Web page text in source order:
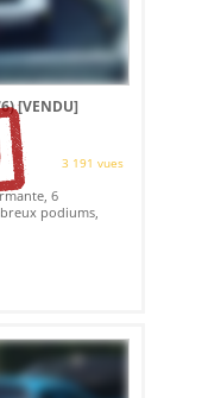
[VENDU]
3 191 vues
6
podiums,